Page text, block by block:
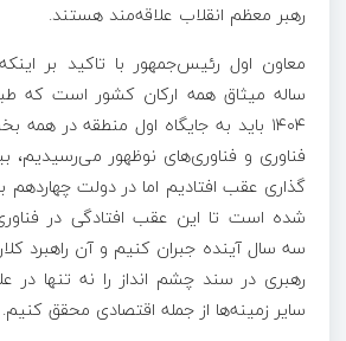
رهبر معظم انقلاب علاقه‌مند هستند.
ساله میثاق همه ارکان کشور است که
۱۴۰۴ باید به جایگاه اول منطقه در
فناوری و فناوری‌های نوظهور می‌رسیدیم،
گذاری عقب افتادیم اما در دولت چهاردهم
شده است تا این عقب افتادگی در
سه سال آینده جبران کنیم و آن راهبرد
رهبری در سند چشم انداز را نه تنها در
سایر زمینه‌ها از جمله اقتصادی محقق کنیم.